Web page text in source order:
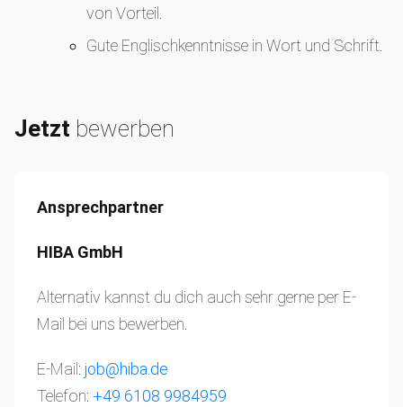
von Vorteil.
Gute Englischkenntnisse in Wort und Schrift.
Jetzt bewerben
Ansprechpartner
HIBA GmbH
Alternativ kannst du dich auch sehr gerne per E-
Mail bei uns bewerben.
E-Mail: job@hiba.de
Telefon: +49 6108 9984959